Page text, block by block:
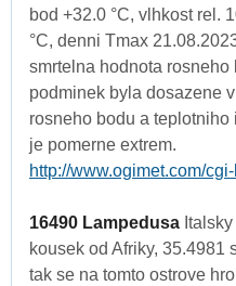
bod +32.0 °C, vlhkost rel.
°C, denni Tmax
smrtelna hodnota
podminek byla dosazene
rosneho bodu a
je pomerne extrem.
http://www.ogimet.com/
16490 Lampedusa
kousek od Afriky, 35.4981
tak se na tomto ostrove